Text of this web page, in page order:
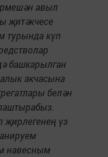
авыл
җитәкчесе
турында күп
башкарылган
акчасына
белән
җирлегенең үз
навесным